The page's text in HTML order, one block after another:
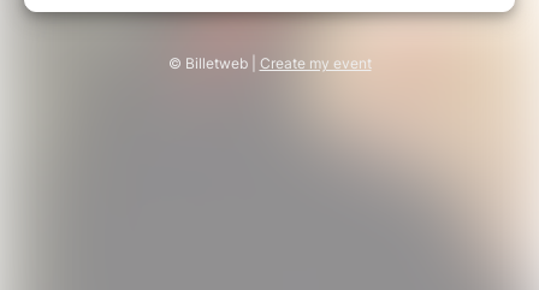
© Billetweb | Create my event